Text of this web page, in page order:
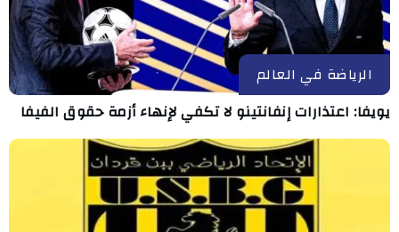
الرياضة في العالم
يويفا: اعتذارات إنفانتينو لا تكفي لإنهاء أزمة حقوق الفيفا